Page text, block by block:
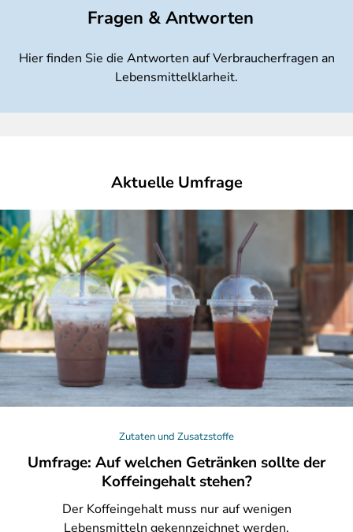
Fragen & Antworten
Hier finden Sie die Antworten auf Verbraucherfragen an
Lebensmittelklarheit.
Aktuelle Umfrage
Zutaten und Zusatzstoffe
Umfrage: Auf welchen Getränken sollte der
Koffeingehalt stehen?
DerKoffeingehalt muss nur auf wenigen
Lebensmitteln gekennzeichnet werden.